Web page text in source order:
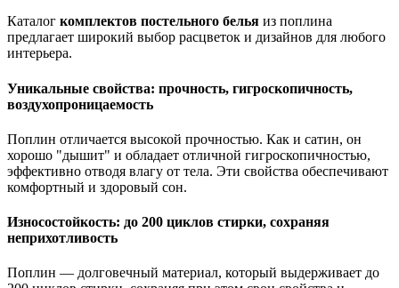
Каталог комплектов постельного белья из поплина
предлагает широкий выбор расцветок и дизайнов для любого
интерьера.
Уникальные свойства: прочность, гигроскопичность,
воздухопроницаемость
Поплин отличается высокой прочностью. Как и сатин, он
хорошо "дышит" и обладает отличной гигроскопичностью,
эффективно отводя влагу от тела. Эти свойства обеспечивают
комфортный и здоровый сон.
Износостойкость: до 200 циклов стирки, сохраняя
неприхотливость
Поплин — долговечный материал, который выдерживает до